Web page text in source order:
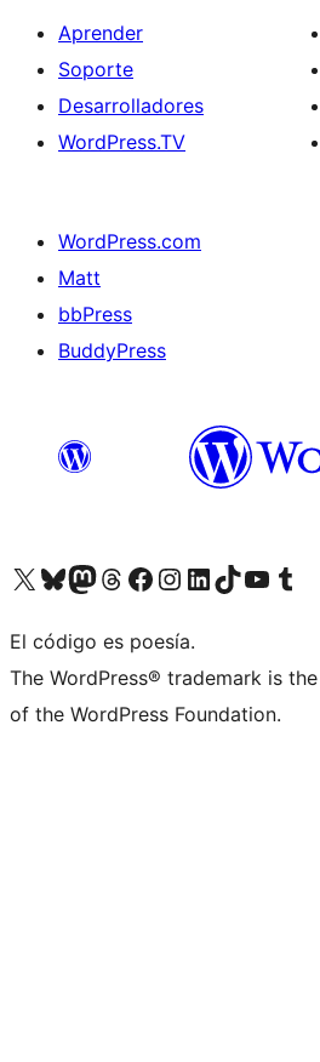
Aprender
Soporte
Desarrolladores
WordPress.TV
WordPress.com
Matt
bbPress
BuddyPress
Visit our X (formerly Twitter) account
Visit our Bluesky account
Visita nuestra cuenta de Twitter
Visit our Threads account
Visita nuestra página de Facebook
Visite nuestra cuenta de Instagram
Visit our LinkedIn account
Visit our TikTok account
Visit our YouTube
Visit our
El código es poesía.
The WordPress® trademark is
of the WordPress Foundation.